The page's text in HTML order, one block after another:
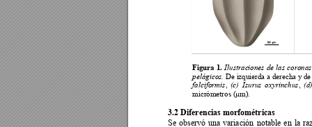
Figura 1. Ilustraciones de las
pelágicos. De izquierda a derecha y d
falciformis, (c) Isurus oxyrinchus, (d)
micrómetros (µm).
3.2 Diferencias morfométricas
Se observó una variación notable en la